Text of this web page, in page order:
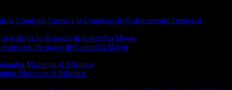
la Comisión Cuarta y la Comisión de Ordenamiento Territorial
ciclo de pagos de Colombia Mayor
Mayor en el Atlántico